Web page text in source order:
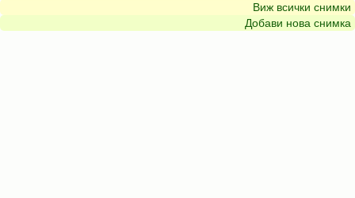
Виж всички снимки
Добави нова снимка